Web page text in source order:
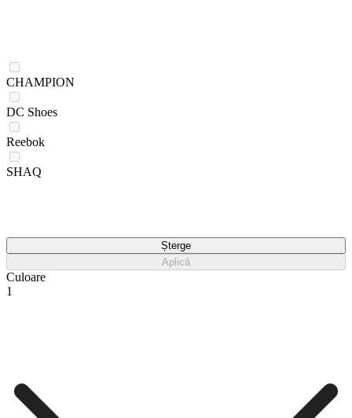
CHAMPION
DC Shoes
Reebok
SHAQ
Șterge
Aplică
Culoare
1